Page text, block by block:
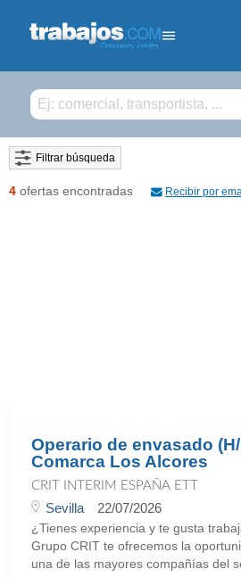
Filtrar búsqueda
4 ofertas encontradas Recibir por
Operario de envasado
Comarca Los Alcores
CRIT INTERIM ESPAÑA ETT
Sevilla 22/07/2026
¿Tienes experiencia y te gusta
Grupo CRIT te ofrecemos la
una de las mayores compañías del